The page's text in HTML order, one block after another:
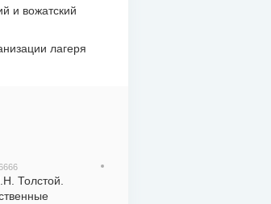
и вожатский
лагеря
Толстой.